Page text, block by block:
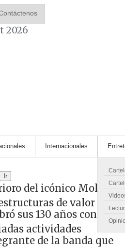
2026
Internacionales
Ir
del icónico Molino
de valor
sus 130 años con
actividades
de la banda que